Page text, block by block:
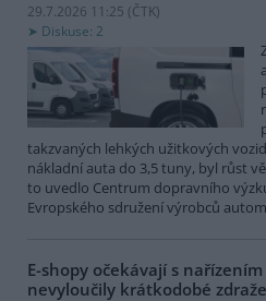
29.7.2026 11:25 (ČTK)
Diskuse: 2
takzvaných lehkých užitkových
nákladní auta do 3,5 tuny, byl růst
to uvedlo Centrum dopravního
Evropského sdružení výrobců
E-shopy očekávají s
nevyloučily krátkodobé